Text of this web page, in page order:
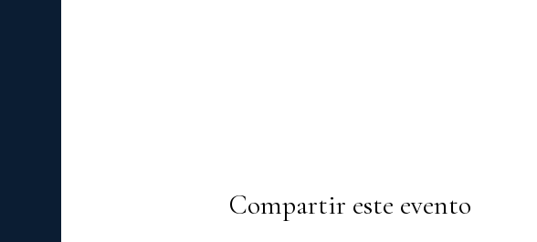
Compartir este evento